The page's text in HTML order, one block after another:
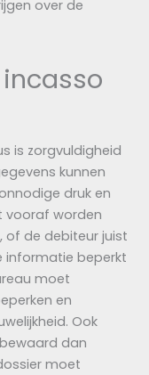
over de
is zorgvuldigheid
kunnen
druk en
vooraf worden
of de debiteur juist
informatie beperkt
moet
en
Ook
dan
moet